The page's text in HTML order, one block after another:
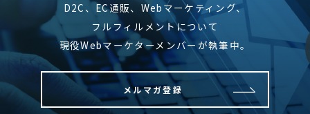
D2C、EC通販、Webマーケティング、
フルフィルメントについて
現役Webマーケターメンバーが執筆中。
メルマガ登録